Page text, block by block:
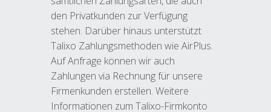
den Privatkunden zur Verfügung
stehen. Darüber hinaus unterstützt
Talixo Zahlungsmethoden wie AirPlus.
Auf Anfrage können wir auch
Zahlungen via Rechnung für unsere
Firmenkunden erstellen. Weitere
Informationen zum Talixo-Firmkonto